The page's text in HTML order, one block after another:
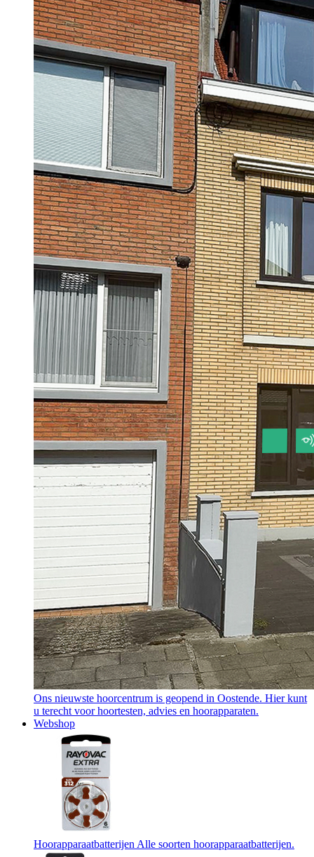
Ons nieuwste hoorcentrum is geopend in Oostende. Hier kunt
u terecht voor hoortesten, advies en hoorapparaten.
Webshop
Hoorapparaatbatterijen Alle soorten hoorapparaatbatterijen.